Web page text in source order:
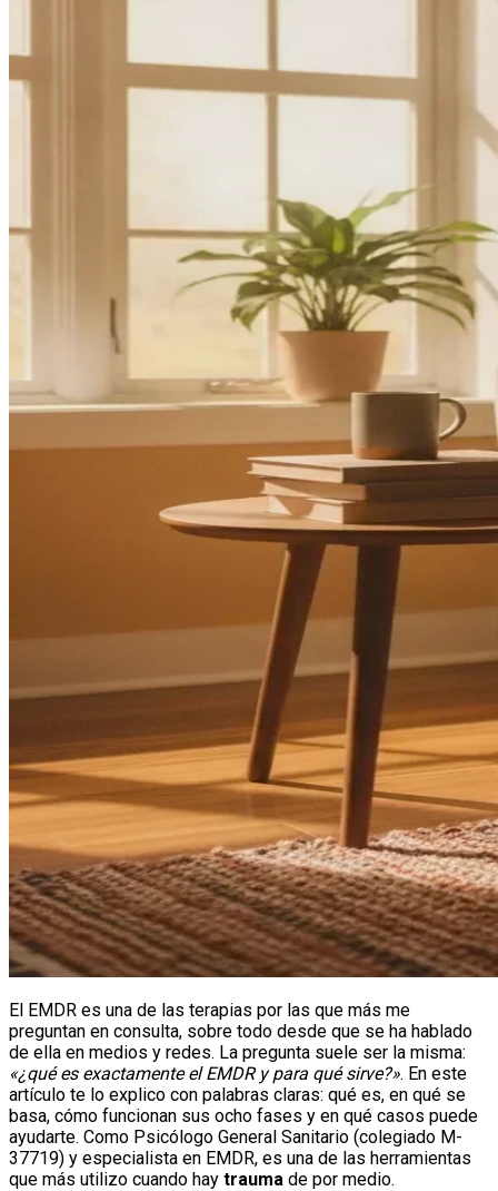
El EMDR es una de las terapias por las que más me
preguntan en consulta, sobre todo desde que se ha hablado
de ella en medios y redes. La pregunta suele ser la misma:
«¿qué es exactamente el EMDR y para qué sirve?». En este
artículo te lo explico con palabras claras: qué es, en qué se
basa, cómo funcionan sus ocho fases y en qué casos puede
ayudarte. Como Psicólogo General Sanitario (colegiado M-
37719) y especialista en EMDR, es una de las herramientas
que más utilizo cuando hay trauma de por medio.